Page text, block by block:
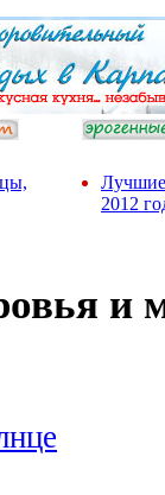
Лучшие
2012
и